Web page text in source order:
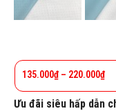
135.000₫ – 220.000₫
Ưu đãi siêu hấp dẫn